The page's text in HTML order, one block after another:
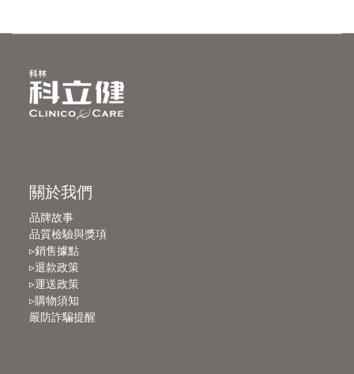
關於我們
品牌故事
品質檢驗與獎項
▹銷售據點
▹退款政策
▹運送政策
▹購物須知
嚴防詐騙提醒